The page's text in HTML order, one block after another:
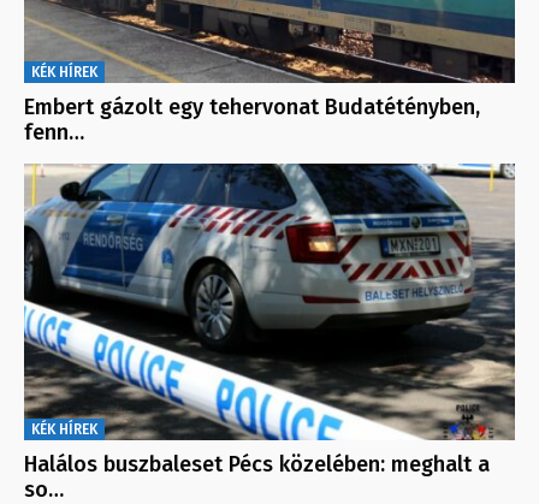
KÉK HÍREK
Embert gázolt egy tehervonat Budatétényben,
fenn…
KÉK HÍREK
Halálos buszbaleset Pécs közelében: meghalt a
so…